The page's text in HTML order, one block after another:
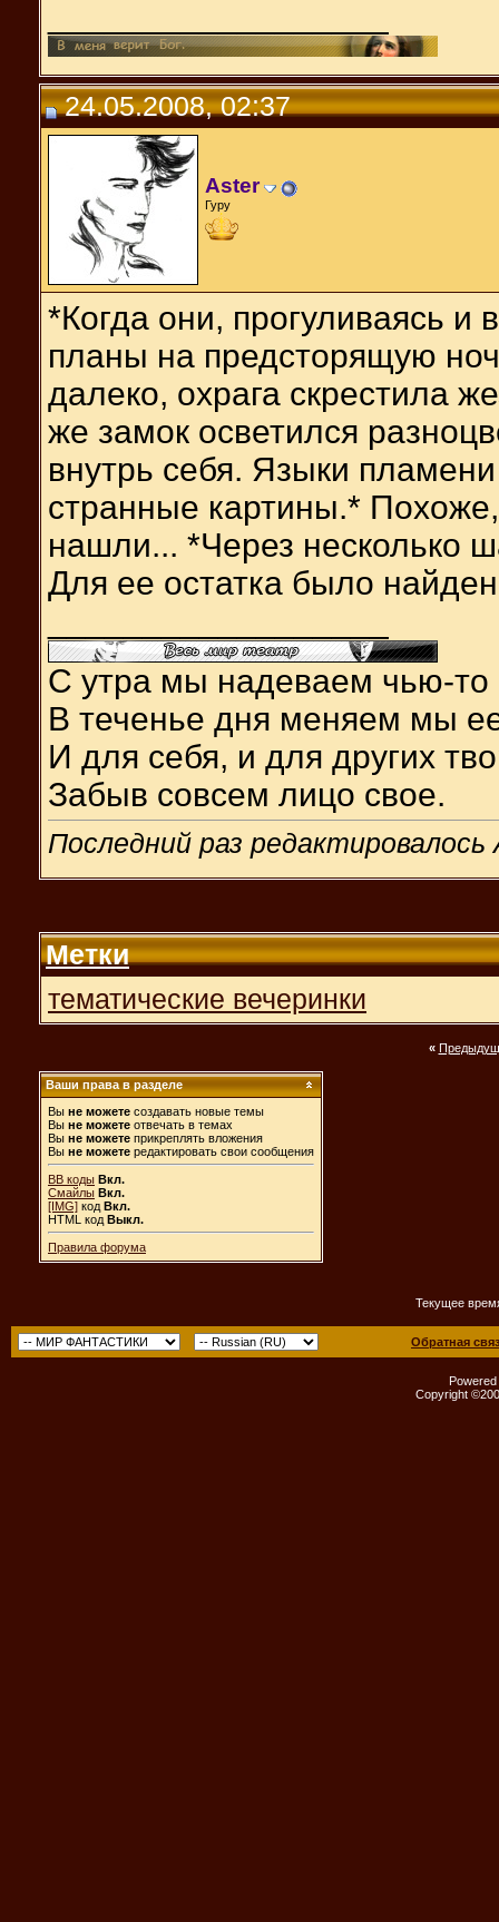
24.05.2008, 02:37
Aster
Гуру
*Когда они, прогуливаясь и
планы на предсторящую
далеко, охрага скрестила
же замок осветился
внутрь себя. Языки
странные картины.*
нашли... *Через несколько
Для ее остатка было
С утра мы надеваем чью-то
В теченье дня меняем мы
И для себя, и для других
Забыв совсем лицо свое.
Последний раз
Метки
тематические вечеринки
«
Ваши права в разделе
Вы не можете создавать новые темы
Вы не можете отвечать в темах
Вы не можете прикреплять вложения
Вы не можете редактировать свои сообщения
BB коды Вкл.
Смайлы Вкл.
[IMG] код Вкл.
HTML код Выкл.
Правила форума
Текущее
Обратная
Copyright